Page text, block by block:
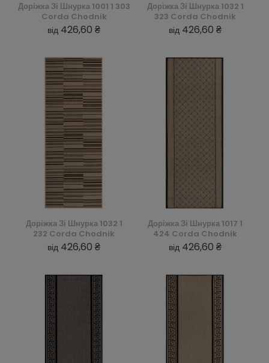
Доріжка Зі Шнурка 1001 1 303
Corda Chodnik
від 426,60 ₴
Доріжка Зі Шнурка 1032 1
323 Corda Chodnik
від 426,60 ₴
Доріжка Зі Шнурка 1032 1
232 Corda Chodnik
від 426,60 ₴
Доріжка Зі Шнурка 1017 1
424 Corda Chodnik
від 426,60 ₴